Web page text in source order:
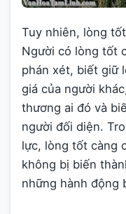
Tuy nhiên, lòng
Người có lòng tốt
phán xét, biết giữ
giá của người
thương ai đó và
người đối diện.
lực, lòng tốt càng
không bị biến
những hành động